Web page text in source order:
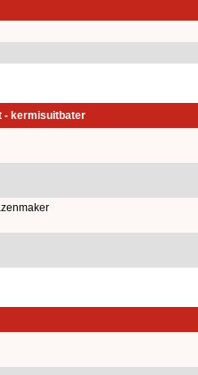
- kermisuitbater